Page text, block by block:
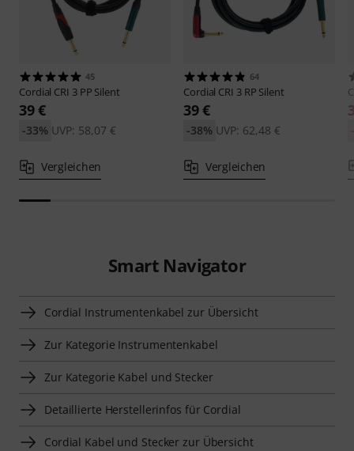
45
Cordial CRI 3 PP Silent
39 €
UVP: 58,07 €
-33%
Vergleichen
64
Cordial CRI 3 RP Silent
39 €
UVP: 62,48 €
-38%
Vergleichen
Smart Navigator
Cordial Instrumentenkabel zur Übersicht
Zur Kategorie Instrumentenkabel
Zur Kategorie Kabel und Stecker
Detaillierte Herstellerinfos für Cordial
Cordial Kabel und Stecker zur Übersicht